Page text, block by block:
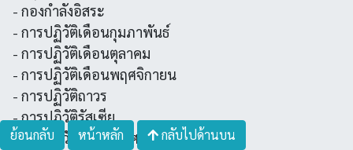
- กองกำลังอิสระ
- การปฏิวัติเดือนกุมภาพันธ์
- การปฏิวัติเดือนตุลาคม
- การปฏิวัติเดือนพฤศจิกายน
- การปฏิวัติถาวร
- การปฏิวัติรัสเซีย
- การปฏิวัติรัสเซีย ค.ศ. ๑๙๐๕
ย้อนกลับ หน้าหลัก กลับไปด้านบน